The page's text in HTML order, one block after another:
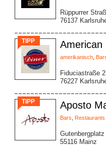
Rüppurrer
76137
TIPP American
amerikanisch
Fiduciastraße 2
76227
TIPP Aposto
Bars Restaurants
Gutenbergplatz
55116 Mainz